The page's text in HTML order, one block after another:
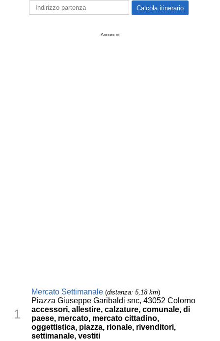
Annuncio
1
Mercato Settimanale (distanza: 5,18 km)
Piazza Giuseppe Garibaldi snc, 43052 Colorno
accessori, allestire, calzature, comunale, di
paese, mercato, mercato cittadino,
oggettistica, piazza, rionale, rivenditori,
settimanale, vestiti